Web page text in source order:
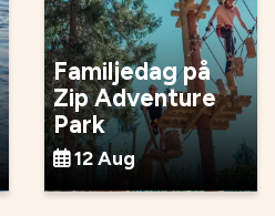
Familjedag på
Zip Adventure
Park
12 Aug